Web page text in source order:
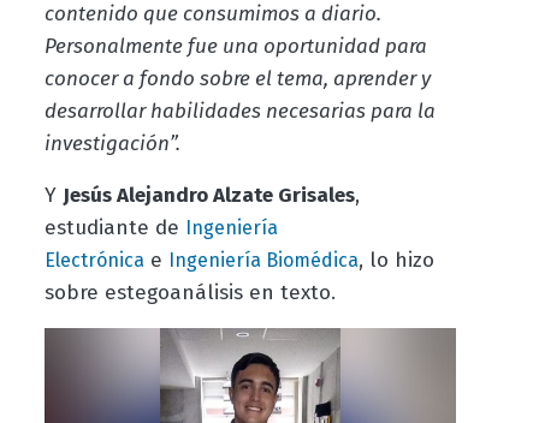
contenido que consumimos a diario.
Personalmente fue una oportunidad para
conocer a fondo sobre el tema, aprender y
desarrollar habilidades necesarias para la
investigación”.
Y Jesús Alejandro Alzate Grisales,
estudiante de Ingeniería
Electrónicae Ingeniería Biomédica, lo hizo
sobre estegoanálisis en texto.